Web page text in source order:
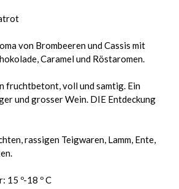
von Brombeeren und Cassis mit
Caramel und Röstaromen.
fruchtbetont, voll und samtig. Ein
und grosser Wein. DIE Entdeckung
rassigen Teigwaren, Lamm, Ente,
15 º-18 º C